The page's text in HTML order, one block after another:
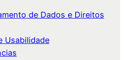
de Dados e Direitos
Usabilidade